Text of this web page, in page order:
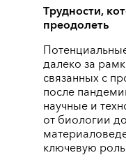
Трудности,
преодолеть
далеко за
связанных с
после
научные и
от биологии
ключевую